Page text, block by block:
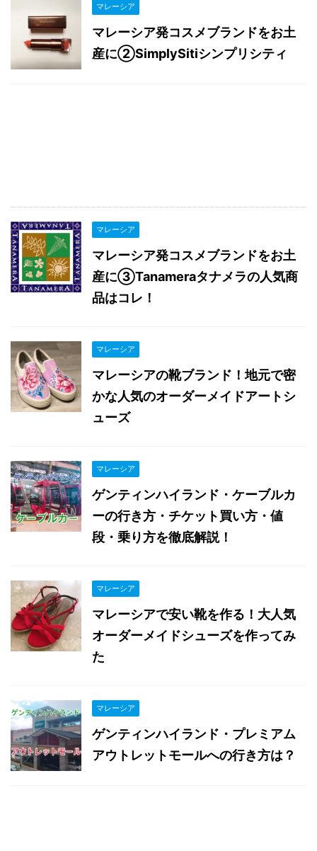
マレーシア
マレーシア発コスメブランドをお土
産に②SimplySitiシンプリシティ
マレーシア
マレーシア発コスメブランドをお土
産に③Tanameraタナメラの人気商
品はコレ！
マレーシア
マレーシアの靴ブランド！地元で密
かな人気のオーダーメイドアートシ
ューズ
マレーシア
ゲンティンハイランド・ケーブルカ
ーの行き方・チケット買い方・値
段・乗り方を徹底解説！
マレーシア
マレーシアで安い靴を作る！大人気
オーダーメイドシューズを作ってみ
た
マレーシア
ゲンティンハイランド・プレミアム
アウトレットモールへの行き方は？